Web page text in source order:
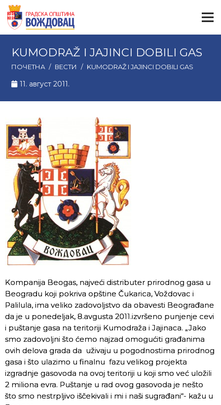
KUMODRAŽ I JAJINCI DOBILI GAS
ПОЧЕТНА / ВЕСТИ / KUMODRAŽ I JAJINCI DOBILI GAS
11. август 2011.
Kompanija Beogas, najveći distributer prirodnog gasa u
Beogradu koji pokriva opštine Čukarica, Voždovac i
Palilula, ima veliko zadovoljstvo da obavesti Beograđane
da je u ponedeljak, 8.avgusta 2011.izvršeno punjenje cevi
i puštanje gasa na teritoriji Kumodraža i Jajinaca. „Jako
smo zadovoljni što ćemo najzad omogućiti građanima
ovih delova grada da uživaju u pogodnostima prirodnog
gasa i što ulazimo u finalnu fazu velikog projekta
izgradnje gasovoda na ovoj teritoriji u koji smo već uložili
2 miliona evra. Puštanje u rad ovog gasovoda je nešto
što smo nestrpljivo iščekivali i mi i naši sugrađani“- kažu u